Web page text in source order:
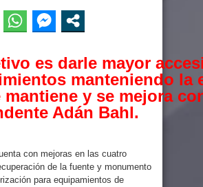
es darle mayor
manteniendo
mantiene y se mejora
Adán Bahl.
con mejoras en las cuatro
de la fuente y monumento
para equipamientos de